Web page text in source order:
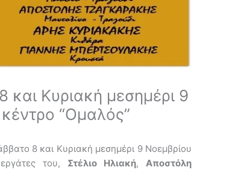
Κυριακή μεσημέρι 9
“Ομαλός”
8 και Κυριακή μεσημέρι 9 Νοεμβρίου
του, Στέλιο Ηλιακή, Αποστόλη